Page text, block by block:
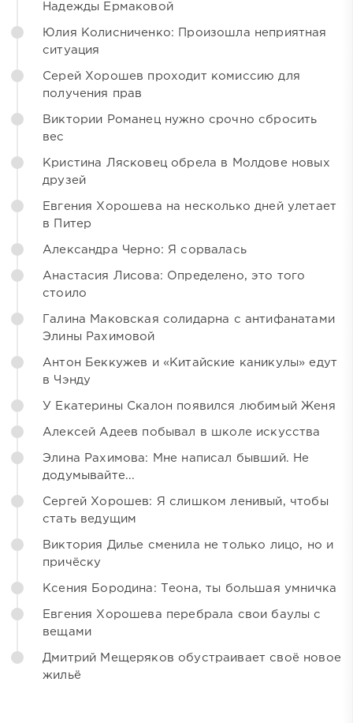
Надежды Ермаковой
Юлия Колисниченко: Произошла неприятная
ситуация
Серей Хорошев проходит комиссию для
получения прав
Виктории Романец нужно срочно сбросить
вес
Кристина Лясковец обрела в Молдове новых
друзей
Евгения Хорошева на несколько дней улетает
в Питер
Александра Черно: Я сорвалась
Анастасия Лисова: Определено, это того
стоило
Галина Маковская солидарна с антифанатами
Элины Рахимовой
Антон Беккужев и «Китайские каникулы» едут
в Чэнду
У Екатерины Скалон появился любимый Женя
Алексей Адеев побывал в школе искусства
Элина Рахимова: Мне написал бывший. Не
додумывайте...
Сергей Хорошев: Я слишком ленивый, чтобы
стать ведущим
Виктория Дилье сменила не только лицо, но и
причёску
Ксения Бородина: Теона, ты большая умничка
Евгения Хорошева перебрала свои баулы с
вещами
Дмитрий Мещеряков обустраивает своё новое
жильё